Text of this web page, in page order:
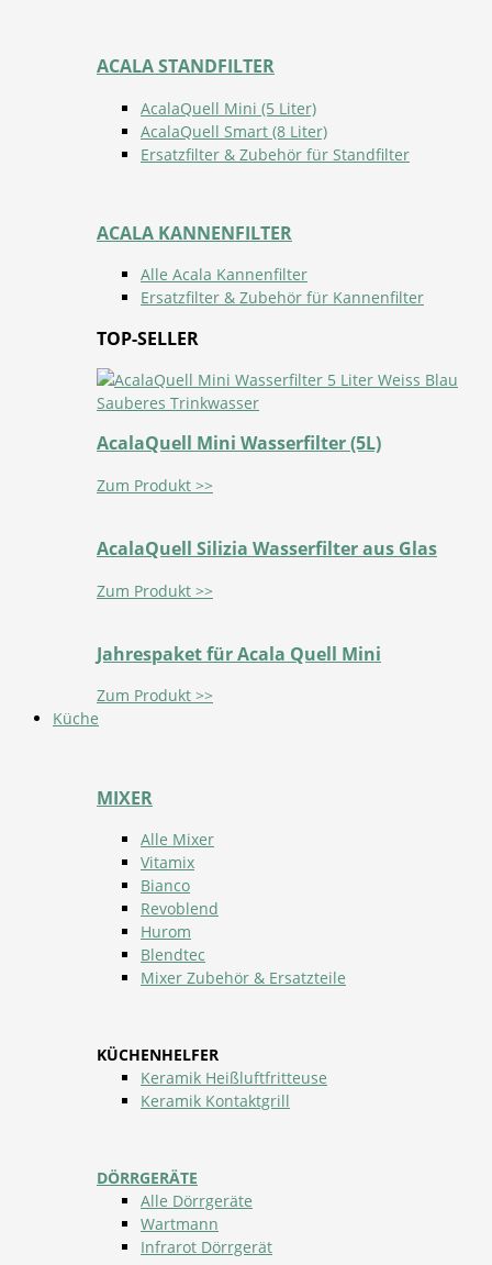
ACALA STANDFILTER
AcalaQuell Mini (5 Liter)
AcalaQuell Smart (8 Liter)
Ersatzfilter & Zubehör für Standfilter
ACALA KANNENFILTER
Alle Acala Kannenfilter
Ersatzfilter & Zubehör für Kannenfilter
TOP-SELLER
AcalaQuell Mini Wasserfilter (5L)
Zum Produkt >>
AcalaQuell Silizia Wasserfilter aus Glas
Zum Produkt >>
Jahrespaket für Acala Quell Mini
Zum Produkt >>
Küche
MIXER
Alle Mixer
Vitamix
Bianco
Revoblend
Hurom
Blendtec
Mixer Zubehör & Ersatzteile
KÜCHENHELFER
Keramik Heißluftfritteuse
Keramik Kontaktgrill
DÖRRGERÄTE
Alle Dörrgeräte
Wartmann
Infrarot Dörrgerät